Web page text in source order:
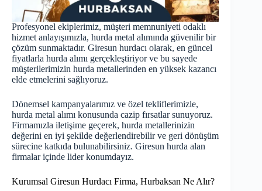
Profesyonel ekiplerimiz, müşteri memnuniyeti odaklı
hizmet anlayışımızla, hurda metal alımında güvenilir bir
çözüm sunmaktadır. Giresun hurdacı olarak, en güncel
fiyatlarla hurda alımı gerçekleştiriyor ve bu sayede
müşterilerimizin hurda metallerinden en yüksek kazancı
elde etmelerini sağlıyoruz.
Dönemsel kampanyalarımız ve özel tekliflerimizle,
hurda metal alımı konusunda cazip fırsatlar sunuyoruz.
Firmamızla iletişime geçerek, hurda metallerinizin
değerini en iyi şekilde değerlendirebilir ve geri dönüşüm
sürecine katkıda bulunabilirsiniz. Giresun hurda alan
firmalar içinde lider konumdayız.
Kurumsal Giresun Hurdacı Firma, Hurbaksan Ne Alır?